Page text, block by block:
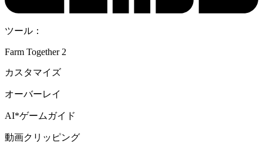
ツール：
Farm Together 2
カスタマイズ
オーバーレイ
AI*ゲームガイド
動画クリッピング